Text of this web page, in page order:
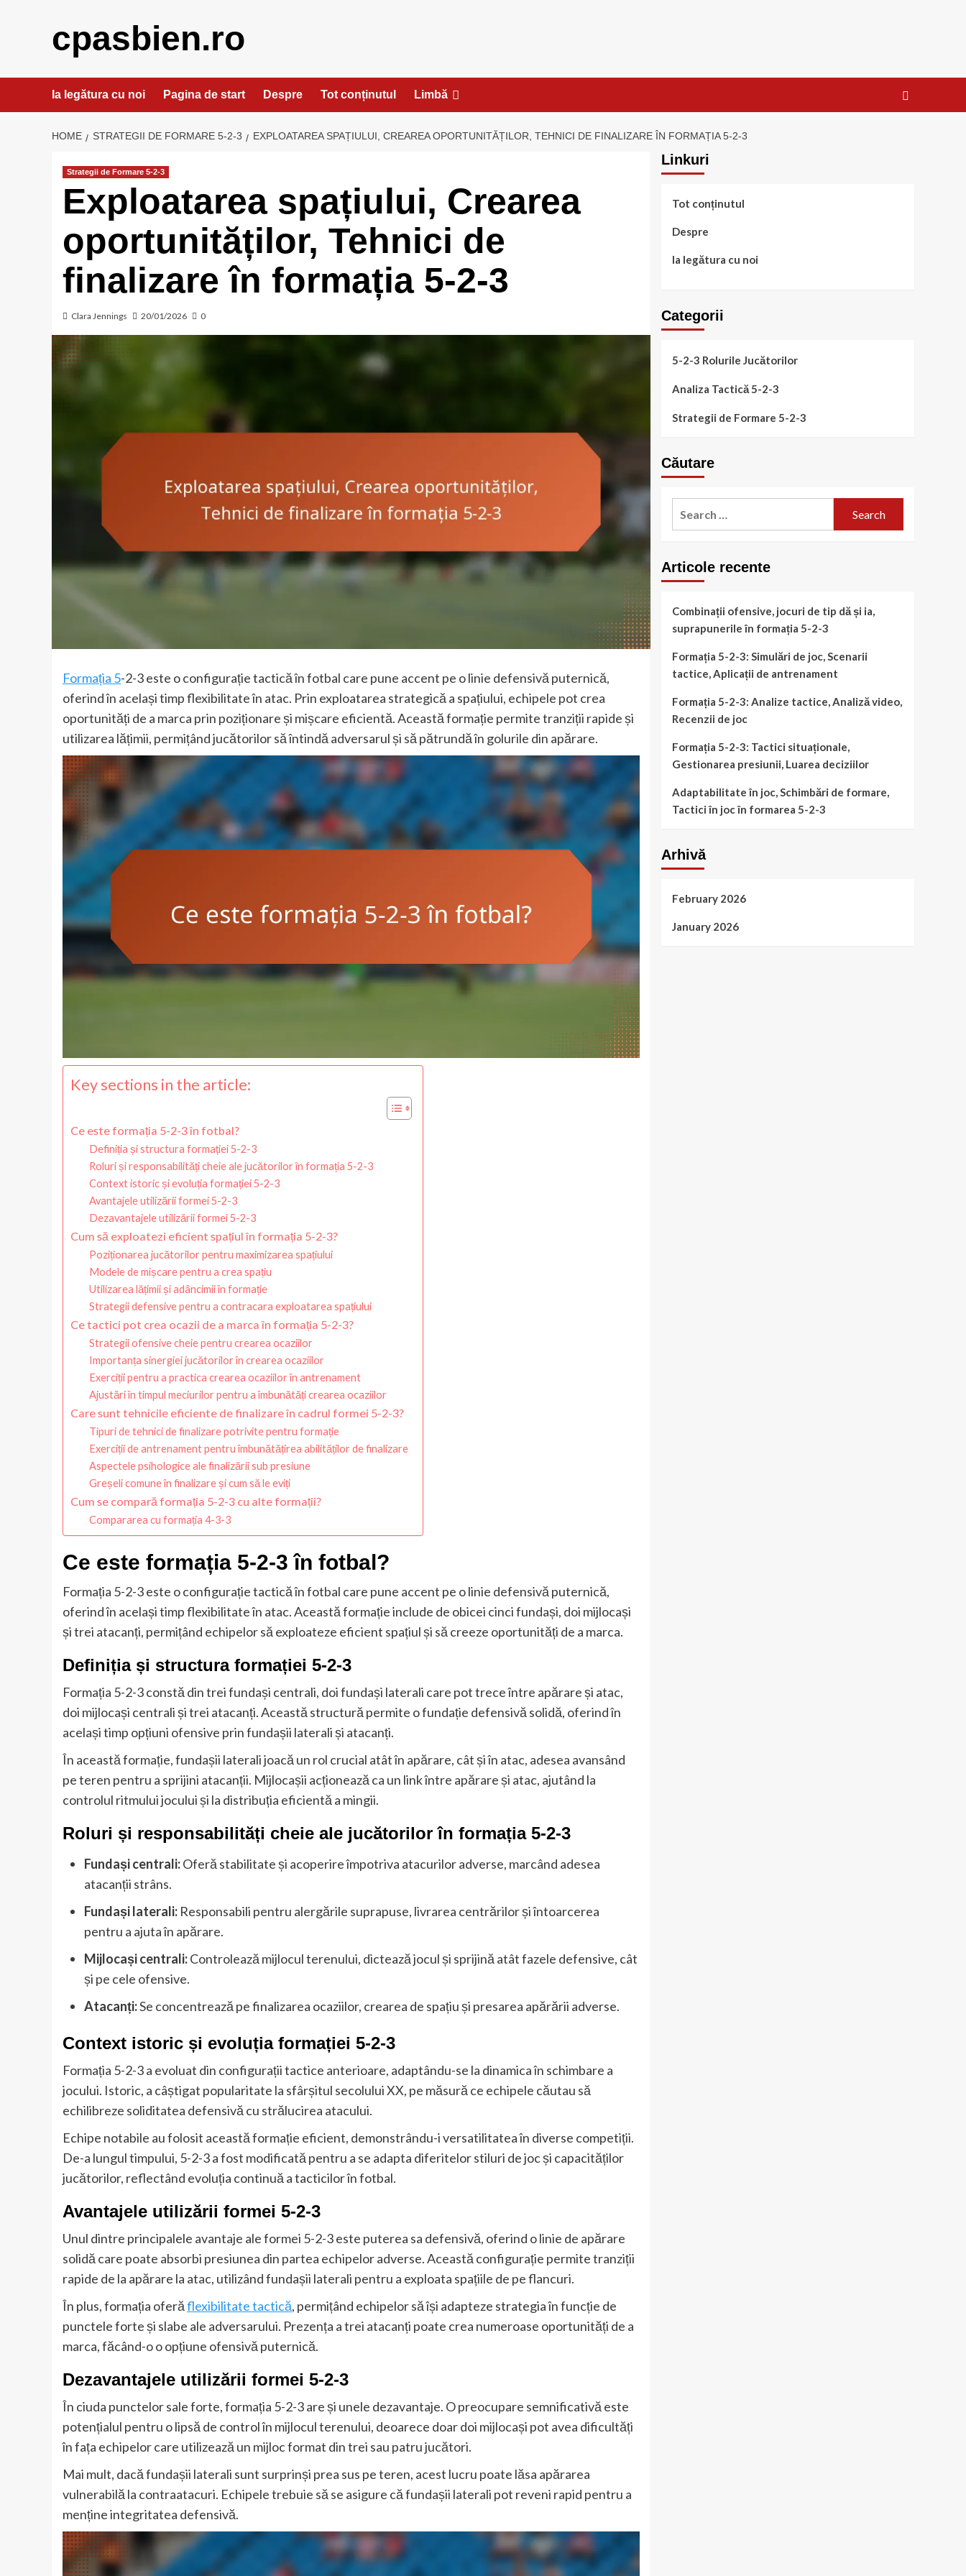
cpasbien.ro
Ia legătura cu noi Pagina de start Despre Tot conținutul Limbă
HOME STRATEGII DE FORMARE 5-2-3 EXPLOATAREA SPAȚIULUI, CREAREA OPORTUNITĂȚILOR, TEHNICI DE FINALIZARE ÎN FORMAȚIA 5-2-3
Strategii de Formare 5-2-3
Exploatarea spațiului, Crearea
oportunităților, Tehnici de
finalizare în formația 5-2-3
Clara Jennings 20/01/2026 0
Formația 5-2-3 este o configurație tactică în fotbal care pune accent pe o linie defensivă puternică,
oferind în același timp flexibilitate în atac. Prin exploatarea strategică a spațiului, echipele pot crea
oportunități de a marca prin poziționare și mișcare eficientă. Această formație permite tranziții rapide și
utilizarea lățimii, permițând jucătorilor să întindă adversarul și să pătrundă în golurile din apărare.
Key sections in the article:
Ce este formația 5-2-3 în fotbal?
Definiția și structura formației 5-2-3
Roluri și responsabilități cheie ale jucătorilor în formația 5-2-3
Context istoric și evoluția formației 5-2-3
Avantajele utilizării formei 5-2-3
Dezavantajele utilizării formei 5-2-3
Cum să exploatezi eficient spațiul în formația 5-2-3?
Poziționarea jucătorilor pentru maximizarea spațiului
Modele de mișcare pentru a crea spațiu
Utilizarea lățimii și adâncimii în formație
Strategii defensive pentru a contracara exploatarea spațiului
Ce tactici pot crea ocazii de a marca în formația 5-2-3?
Strategii ofensive cheie pentru crearea ocaziilor
Importanța sinergiei jucătorilor în crearea ocaziilor
Exerciții pentru a practica crearea ocaziilor în antrenament
Ajustări în timpul meciurilor pentru a îmbunătăți crearea ocaziilor
Care sunt tehnicile eficiente de finalizare în cadrul formei 5-2-3?
Tipuri de tehnici de finalizare potrivite pentru formație
Exerciții de antrenament pentru îmbunătățirea abilităților de finalizare
Aspectele psihologice ale finalizării sub presiune
Greșeli comune în finalizare și cum să le eviți
Cum se compară formația 5-2-3 cu alte formații?
Compararea cu formația 4-3-3
Ce este formația 5-2-3 în fotbal?
Formația 5-2-3 este o configurație tactică în fotbal care pune accent pe o linie defensivă puternică,
oferind în același timp flexibilitate în atac. Această formație include de obicei cinci fundași, doi mijlocași
și trei atacanți, permițând echipelor să exploateze eficient spațiul și să creeze oportunități de a marca.
Definiția și structura formației 5-2-3
Formația 5-2-3 constă din trei fundași centrali, doi fundași laterali care pot trece între apărare și atac,
doi mijlocași centrali și trei atacanți. Această structură permite o fundație defensivă solidă, oferind în
același timp opțiuni ofensive prin fundașii laterali și atacanți.
În această formație, fundașii laterali joacă un rol crucial atât în apărare, cât și în atac, adesea avansând
pe teren pentru a sprijini atacanții. Mijlocașii acționează ca un link între apărare și atac, ajutând la
controlul ritmului jocului și la distribuția eficientă a mingii.
Roluri și responsabilități cheie ale jucătorilor în formația 5-2-3
Fundași centrali:Oferă stabilitate și acoperire împotriva atacurilor adverse, marcând adesea
atacanții strâns.
Fundași laterali: Responsabili pentru alergările suprapuse, livrarea centrărilor și întoarcerea
pentru a ajuta în apărare.
Mijlocași centrali:Controlează mijlocul terenului, dictează jocul și sprijină atât fazele defensive, cât
și pe cele ofensive.
Atacanți:Se concentrează pe finalizarea ocaziilor, crearea de spațiu și presarea apărării adverse.
Context istoric și evoluția formației 5-2-3
Formația 5-2-3 a evoluat din configurații tactice anterioare, adaptându-se la dinamica în schimbare a
jocului. Istoric, a câștigat popularitate la sfârșitul secolului XX, pe măsură ce echipele căutau să
echilibreze soliditatea defensivă cu strălucirea atacului.
Echipe notabile au folosit această formație eficient, demonstrându-i versatilitatea în diverse competiții.
De-a lungul timpului, 5-2-3 a fost modificată pentru a se adapta diferitelor stiluri de joc și capacităților
jucătorilor, reflectând evoluția continuă a tacticilor în fotbal.
Avantajele utilizării formei 5-2-3
Unul dintre principalele avantaje ale formei 5-2-3 este puterea sa defensivă, oferind o linie de apărare
solidă care poate absorbi presiunea din partea echipelor adverse. Această configurație permite tranziții
rapide de la apărare la atac, utilizând fundașii laterali pentru a exploata spațiile de pe flancuri.
În plus, formația oferăflexibilitate tactică, permițând echipelor să își adapteze strategia în funcție de
punctele forte și slabe ale adversarului. Prezența a trei atacanți poate crea numeroase oportunități de a
marca, făcând-o o opțiune ofensivă puternică.
Dezavantajele utilizării formei 5-2-3
În ciuda punctelor sale forte, formația 5-2-3 are și unele dezavantaje. O preocupare semnificativă este
potențialul pentru o lipsă de control în mijlocul terenului, deoarece doar doi mijlocași pot avea dificultăți
în fața echipelor care utilizează un mijloc format din trei sau patru jucători.
Mai mult, dacă fundașii laterali sunt surprinși prea sus pe teren, acest lucru poate lăsa apărarea
vulnerabilă la contraatacuri. Echipele trebuie să se asigure că fundașii laterali pot reveni rapid pentru a
menține integritatea defensivă.
Linkuri
Tot conținutul
Despre
Ia legătura cu noi
Categorii
5-2-3 Rolurile Jucătorilor
Analiza Tactică 5-2-3
Strategii de Formare 5-2-3
Căutare
Articole recente
Combinații ofensive, jocuri de tip dă și ia,
suprapunerile în formația 5-2-3
Formația 5-2-3: Simulări de joc, Scenarii
tactice, Aplicații de antrenament
Formația 5-2-3: Analize tactice, Analiză video,
Recenzii de joc
Formația 5-2-3: Tactici situaționale,
Gestionarea presiunii, Luarea deciziilor
Adaptabilitate în joc, Schimbări de formare,
Tactici în joc în formarea 5-2-3
Arhivă
February 2026
January 2026